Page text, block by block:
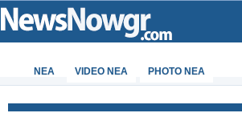
ΝΕΑ VIDEO NEA PHOTO NEA